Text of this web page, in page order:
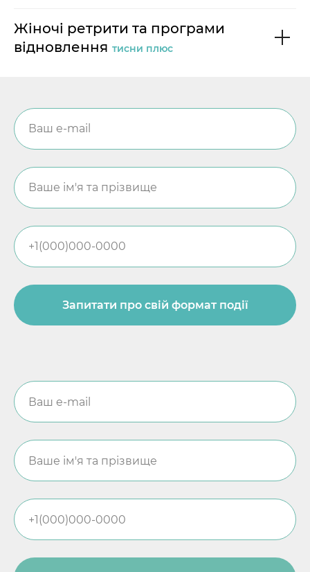
Жіночі ретрити та програми
відновлення тисни плюс
Запитати про свій формат події